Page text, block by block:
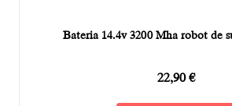
Bateria 14.4v 3200 Mha robot de
22,90€